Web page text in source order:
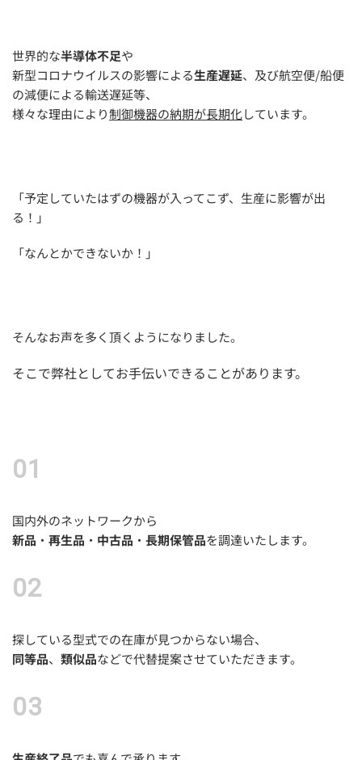
世界的な半導体不足や
新型コロナウイルスの影響による生産遅延、及び航空便/船便
の減便による輸送遅延等、
様々な理由により制御機器の納期が長期化しています。
「予定していたはずの機器が入ってこず、生産に影響が出
る！」
「なんとかできないか！」
そんなお声を多く頂くようになりました。
そこで弊社としてお手伝いできることがあります。
国内外のネットワークから
新品 ・ 再生品 ・ 中古品 ・ 長期保管品を調達いたします。
探している型式での在庫が見つからない場合、
同等品、 類似品などで代替提案させていただきます。